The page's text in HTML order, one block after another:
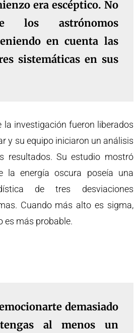
era escéptico. No
los astrónomos
en cuenta las
sistemáticas en sus
la investigación fueron liberados
y su equipo iniciaron un análisis
resultados. Su estudio mostró
la energía oscura poseía una
de tres desviaciones
Cuando más alto es sigma,
es más probable.
demasiado
al menos un